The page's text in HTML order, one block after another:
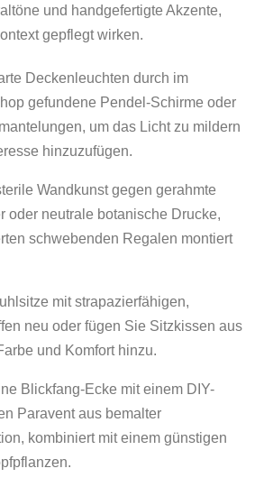
und handgefertigte Akzente,
gepflegt wirken.
Deckenleuchten durch im
gefundene Pendel-Schirme oder
um das Licht zu mildern
hinzuzufügen.
Wandkunst gegen gerahmte
oder neutrale botanische Drucke,
schwebenden Regalen montiert
mit strapazierfähigen,
neu oder fügen Sie Sitzkissen aus
und Komfort hinzu.
Blickfang-Ecke mit einem DIY-
Paravent aus bemalter
kombiniert mit einem günstigen